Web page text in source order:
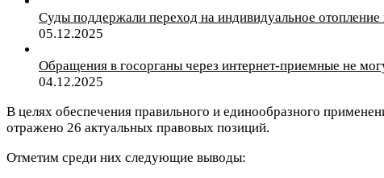
Суды поддержали переход на индивидуальное
05.12.2025
Обращения в госорганы через интернет-приемные не
04.12.2025
В целях обеспечения правильного и единообразного
отражено 26 актуальных правовых позиций.
Отметим среди них следующие выводы: